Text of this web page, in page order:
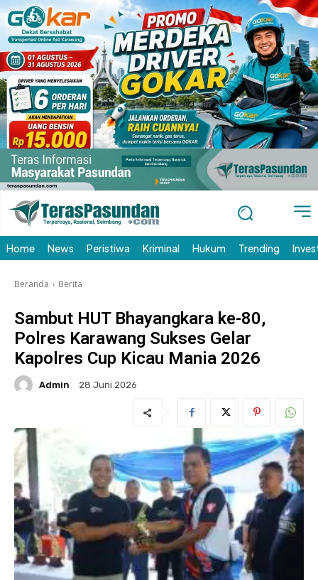
Home News Peristiwa Kriminal Hukum Trending
Beranda Berita
Sambut HUT Bhayangkara ke-80,
Polres Karawang Sukses Gelar
Kapolres Cup Kicau Mania 2026
Admin 28 Juni 2026